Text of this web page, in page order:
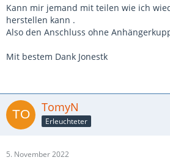
Kann mir jemand mit teilen wie ich
herstellen kann .
Also den Anschluss ohne
Mit bestem Dank Jonestk
TomyN
Erleuchteter
5. November 2022